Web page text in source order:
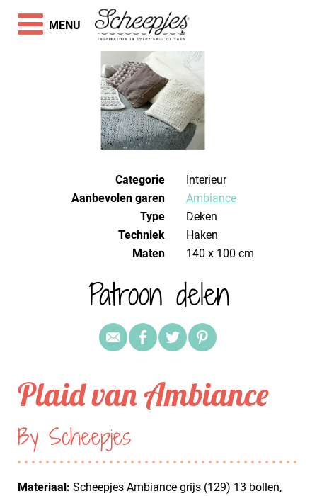
Categorie
Interieur
Aanbevolen garen
Ambiance
Type
Deken
Techniek
haken
Maten
140 x 100 cm
Patroon delen
Plaid van Ambiance
By Scheepjes
Materiaal: Scheepjes Ambiance grijs (129) 13 bollen,
MENU